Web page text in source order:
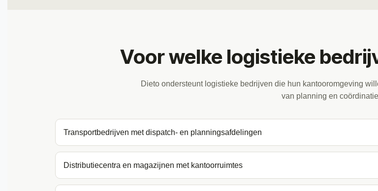
Voor welke logistieke
Dieto ondersteunt logistieke bedrijven die hun kantooromgeving
van planning en
Transportbedrijven met dispatch- en planningsafdelingen
Distributiecentra en magazijnen met kantoorruimtes